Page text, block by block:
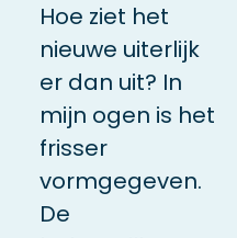
Hoe ziet het
nieuwe uiterlijk
er dan uit? In
mijn ogen is het
frisser
vormgegeven.
De